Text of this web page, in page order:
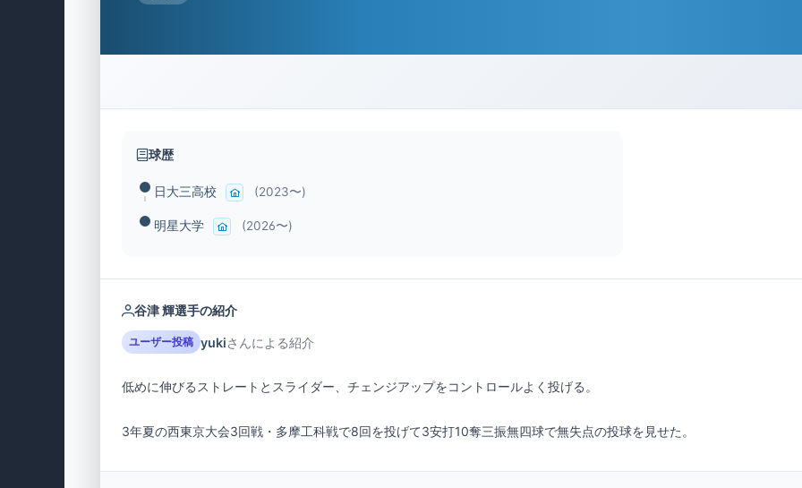
球歴
日大三高校 (2023〜)
明星大学 (2026〜)
谷津 輝選手の紹介
ユーザー投稿 yukiさんによる紹介
3年夏の西東京大会3回戦・多摩工科戦で8回を投げて3安打10奪三振無四球で無失点の投球を見せた。